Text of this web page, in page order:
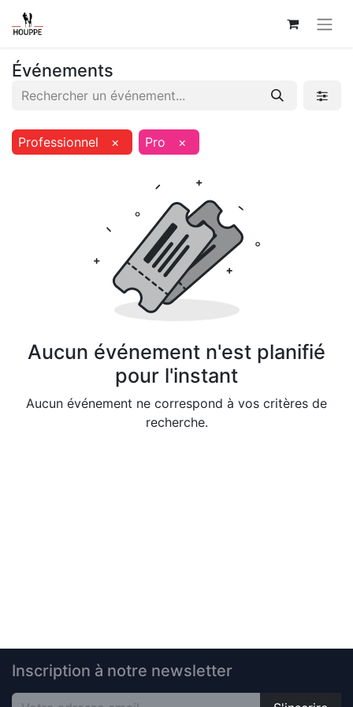
Événements
Professionnel × Pro ×
Aucun événement n'est planifié
pour l'instant
Aucun événement ne correspond à vos critères de
recherche.
Inscription à notre newsletter